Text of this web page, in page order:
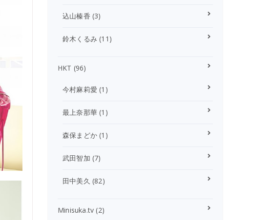
込山榛香 (3)
鈴木くるみ (11)
HKT (96)
今村麻莉愛 (1)
最上奈那華 (1)
森保まどか (1)
武田智加 (7)
田中美久 (82)
Minisuka.tv (2)